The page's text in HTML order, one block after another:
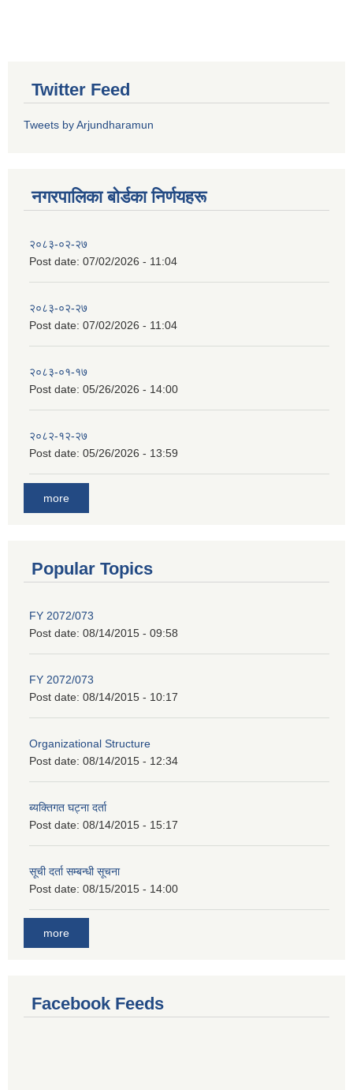
Twitter Feed
Tweets by Arjundharamun
नगरपालिका बाेर्डका निर्णयहरू
२०८३-०२-२७
Post date: 07/02/2026 - 11:04
२०८३-०२-२७
Post date: 07/02/2026 - 11:04
२०८३-०१-१७
Post date: 05/26/2026 - 14:00
२०८२-१२-२७
Post date: 05/26/2026 - 13:59
more
Popular Topics
FY 2072/073
Post date: 08/14/2015 - 09:58
FY 2072/073
Post date: 08/14/2015 - 10:17
Organizational Structure
Post date: 08/14/2015 - 12:34
ब्यक्तिगत घट्ना दर्ता
Post date: 08/14/2015 - 15:17
सूची दर्ता सम्बन्धी सूचना
Post date: 08/15/2015 - 14:00
more
Facebook Feeds